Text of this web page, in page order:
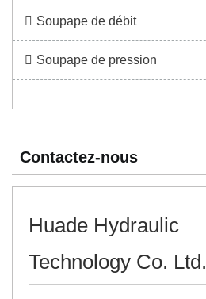
Soupape de débit
Soupape de pression
Contactez-nous
Huade Hydraulic
Technology Co. Ltd.